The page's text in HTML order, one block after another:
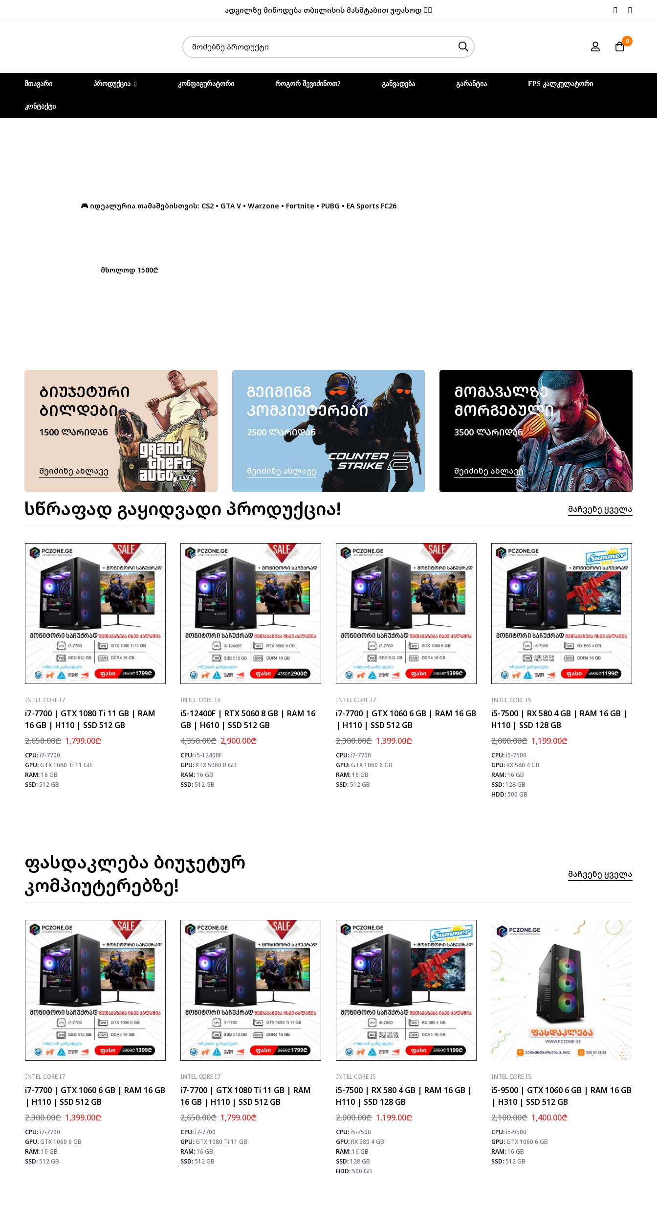
ადგილზე მიწოდება თბილისის მასშტაბით უფასოდ ✌🏼
0
ᲛᲗᲐᲕᲐᲠᲘ ᲞᲠᲝᲓᲣᲥᲪᲘᲐ ᲙᲝᲜᲤᲘᲒᲣᲠᲐᲢᲝᲠᲘ ᲠᲝᲒᲝᲠ ᲨᲔᲕᲘᲫᲘᲜᲝᲗ? ᲒᲐᲜᲕᲐᲓᲔᲑᲐ ᲒᲐᲠᲐᲜᲢᲘᲐ FPS ᲙᲐᲚᲙᲣᲚᲐᲢᲝᲠᲘ
ᲙᲝᲜᲢᲐᲥᲢᲘ
🎮 იდეალურია თამაშებისთვის: CS2 • GTA V • Warzone • Fortnite • PUBG • EA Sports FC26
ᲛᲮᲝᲚᲝᲓ 1500₾
ᲑᲘᲣᲯᲔᲢᲣᲠᲘ
ᲑᲘᲚᲓᲔᲑᲘ
1500 ᲚᲐᲠᲘᲓᲐᲜ
Შეიძინე Ახლავე
ᲒᲔᲘᲛᲘᲜᲒ
ᲙᲝᲛᲞᲘᲣᲢᲔᲠᲔᲑᲘ
2500 ᲚᲐᲠᲘᲓᲐᲜ
Შეიძინე Ახლავე
ᲛᲝᲛᲐᲕᲐᲚᲖᲔ
ᲛᲝᲠᲒᲔᲑᲣᲚᲘ
3500 ᲚᲐᲠᲘᲓᲐᲜ
Შეიძინე Ახლავე
სწრაფად გაყიდვადი პროდუქცია! Მაჩვენე Ყველა
INTEL CORE I7
i7-7700 | GTX 1080 Ti 11 GB | RAM
16 GB | H110 | SSD 512 GB
2,650.00₾ 1,799.00₾
CPU:i7-7700
GPU:GTX 1080 Ti 11 GB
RAM:16 GB
SSD:512 GB
⚡ MAX FPS
CS2
156
PUBG
101
Fortnite
119
INTEL CORE I5
i5-12400F | RTX 5060 8 GB | RAM 16
GB | H610 | SSD 512 GB
4,350.00₾ 2,900.00₾
CPU:i5-12400F
GPU:RTX 5060 8 GB
RAM:16 GB
SSD:512 GB
⚡ MAX FPS
CS2
245
PUBG
152
Fortnite
179
INTEL CORE I7
i7-7700 | GTX 1060 6 GB | RAM 16 GB
| H110 | SSD 512 GB
2,300.00₾ 1,399.00₾
CPU:i7-7700
GPU:GTX 1060 6 GB
RAM:16 GB
SSD:512 GB
⚡ MAX FPS
CS2
133
PUBG
78
Fortnite
92
INTEL CORE I5
i5-7500 | RX 580 4 GB | RAM 16 GB |
H110 | SSD 128 GB
2,000.00₾ 1,199.00₾
CPU:i5-7500
GPU:RX 580 4 GB
RAM:16 GB
SSD:128 GB
HDD:500 GB
ფასდაკლება ბიუჯეტურ
კომპიუტერებზე!
Მაჩვენე Ყველა
INTEL CORE I7
i7-7700 | GTX 1060 6 GB | RAM 16 GB
| H110 | SSD 512 GB
2,300.00₾ 1,399.00₾
CPU:i7-7700
GPU:GTX 1060 6 GB
RAM:16 GB
SSD:512 GB
⚡ MAX FPS
CS2
133
PUBG
78
Fortnite
92
INTEL CORE I7
i7-7700 | GTX 1080 Ti 11 GB | RAM
16 GB | H110 | SSD 512 GB
2,650.00₾ 1,799.00₾
CPU:i7-7700
GPU:GTX 1080 Ti 11 GB
RAM:16 GB
SSD:512 GB
⚡ MAX FPS
CS2
156
PUBG
101
Fortnite
119
INTEL CORE I5
i5-7500 | RX 580 4 GB | RAM 16 GB |
H110 | SSD 128 GB
2,000.00₾ 1,199.00₾
CPU:i5-7500
GPU:RX 580 4 GB
RAM:16 GB
SSD:128 GB
HDD:500 GB
⚡ MAX FPS
PUBG
64
Fortnite
76
INTEL CORE I5
i5-9500 | GTX 1060 6 GB | RAM 16 GB
| H310 | SSD 512 GB
2,100.00₾ 1,400.00₾
CPU:i5-9500
GPU:GTX 1060 6 GB
RAM:16 GB
SSD:512 GB